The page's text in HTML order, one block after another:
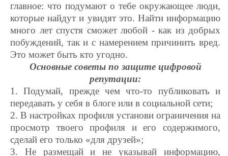
главное: что подумают о тебе окружающее люди,
которые найдут и увидят это. Найти информацию
много лет спустя сможет любой - как из добрых
побуждений, так и с намерением причинить вред.
Это может быть кто угодно.
Основные советы по защите цифровой
репутации:
1. Подумай, прежде чем что-то публиковать и
передавать у себя в блоге или в социальной сети;
2. В настройках профиля установи ограничения на
просмотр твоего профиля и его содержимого,
сделай его только «для друзей»;
3. Не размещай и не указывай информацию,